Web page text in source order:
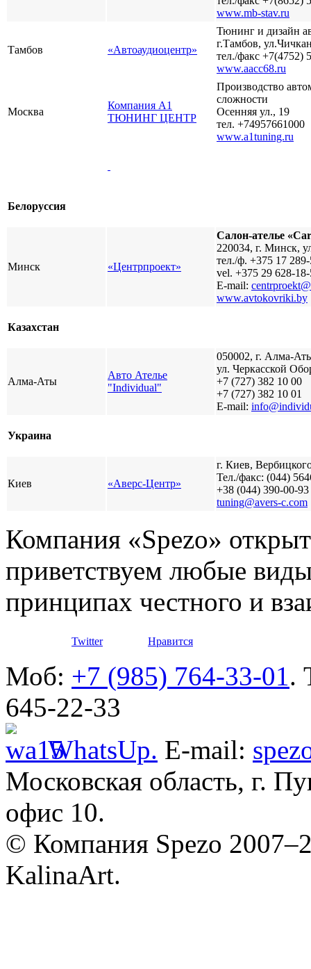
www.mb-stav.ru
Тамбов «Автоаудиоцентр»
Тюнинг и дизайн
г.Тамбов,
тел./факс +7(4752)
www.aacc68.ru
Москва
Компания А1
ТЮНИНГ ЦЕНТР
Производство
сложности
Осенняя ул., 19
тел. +74957661000
www.a1tuning.ru
Белоруссия
Минск «Центрпроект»
Салон-ателье
220034, г. Минск,
тел./ф. +375 17
vel. +375 29 628-
E-mail:
www.avtokovriki.by
Казахстан
Алма-Аты
Авто Ателье
"Individual"
050002, г. Алма-
ул. Черкасской
+7 (727) 382 10 00
+7 (727) 382 10 01
E-mail:
Украина
Киев «Аверс-Центр»
г. Киев,
Тел./факс: (044)
+38 (044) 390-00-93
tuning@avers-c.com
Компания «Spezo»
приветствуем любые
принципах честного и
Twitter Нравится
Моб: +7 (985) 764-33-01.
645-22-33
WhatsUp. E-mail:
Московская область, г.
офис 10.
© Компания Spezo
KalinaArt.